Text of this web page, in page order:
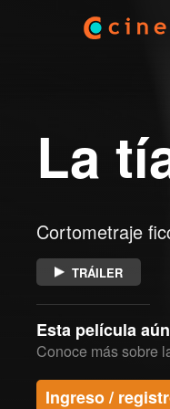
La
Cortometraje
TRÁILER
Esta película
Conoce más sobre
Ingreso /